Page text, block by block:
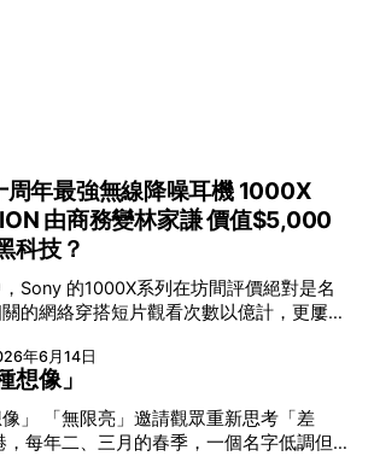
周年最強無線降噪耳機 1000X
由商務變林家謙 價值$5,000
科技？
Sony 的1000X系列在坊間評價絕對是名
的網絡穿搭短片觀看次數以億計，更屢獲
折扣日的大熱推介。
年6月14日
想像」
思考「差